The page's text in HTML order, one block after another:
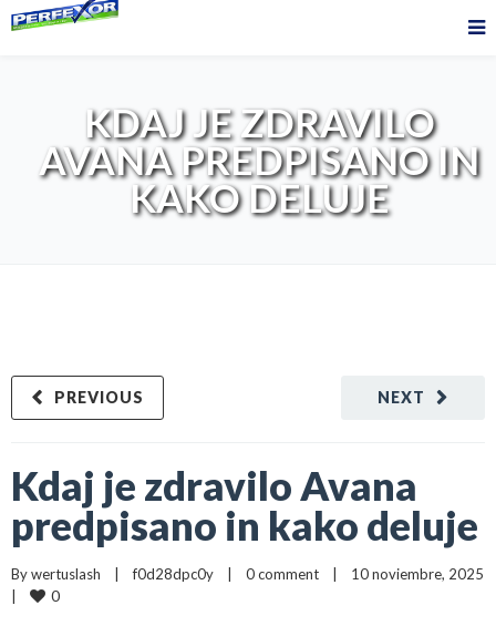
KDAJ JE ZDRAVILO
AVANA PREDPISANO IN
KAKO DELUJE
NEXT
PREVIOUS
Kdaj je zdravilo Avana
predpisano in kako deluje
By wertuslash
    |
f0d28dpc0y 0 comment
    |    10 noviembre, 2025
0